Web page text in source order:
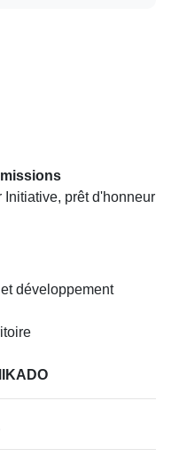
missions
prêt d'honneur
développement